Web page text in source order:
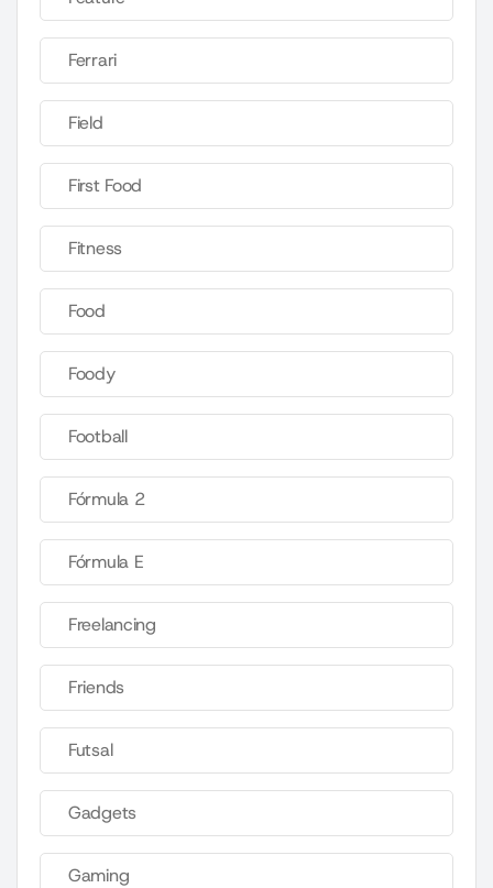
Ferrari
Field
First Food
Fitness
Food
Foody
Football
Fórmula 2
Fórmula E
Freelancing
Friends
Futsal
Gadgets
Gaming